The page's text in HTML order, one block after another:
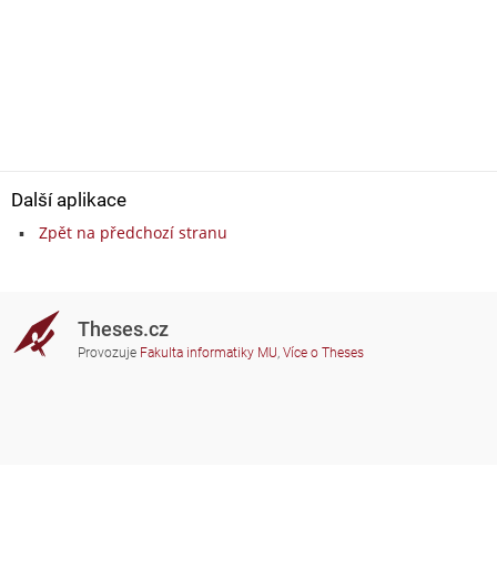
Další aplikace
Zpět na předchozí stranu
Theses.cz
Provozuje Fakulta informatiky MU, Více o Theses